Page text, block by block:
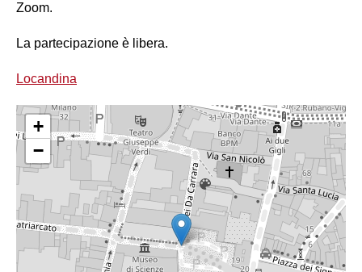
Zoom.
La partecipazione è libera.
Locandina
+
−